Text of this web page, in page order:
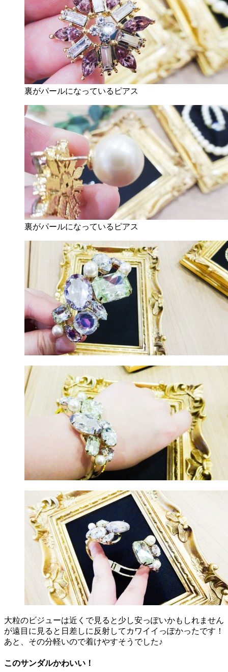
裏がパールになっているピアス
裏がパールになっているピアス
大粒のビジューは近くで見ると少し安っぽいかもしれません
が遠目に見ると日差しに反射してカワイイっぽかったです！
あと、その分軽いので着けやすそうでした♪
このサンダルかわいい！